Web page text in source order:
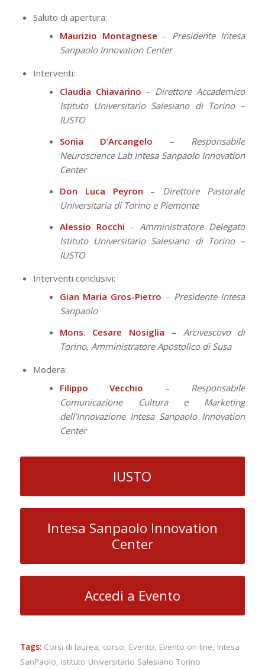
Saluto di apertura:
Maurizio Montagnese – Presidente Intesa
Sanpaolo Innovation Center
Interventi:
Claudia Chiavarino – Direttore Accademico
Istituto Universitario Salesiano di Torino –
IUSTO
Sonia D’Arcangelo – Responsabile
Neuroscience Lab Intesa Sanpaolo Innovation
Center
Don Luca Peyron – Direttore Pastorale
Universitaria di Torino e Piemonte
Alessio Rocchi – Amministratore Delegato
Istituto Universitario Salesiano di Torino –
IUSTO
Interventi conclusivi:
Gian Maria Gros-Pietro – Presidente Intesa
Sanpaolo
Mons. Cesare Nosiglia – Arcivescovo di
Torino, Amministratore Apostolico di Susa
Modera:
Filippo Vecchio – Responsabile
Comunicazione Cultura e Marketing
dell’Innovazione Intesa Sanpaolo Innovation
Center
IUSTO
Intesa Sanpaolo Innovation
Center
Accedi a Evento
Tags: Corsi di laurea, corso, Evento, Evento on line, Intesa
SanPaolo, Istituto Universitario Salesiano Torino